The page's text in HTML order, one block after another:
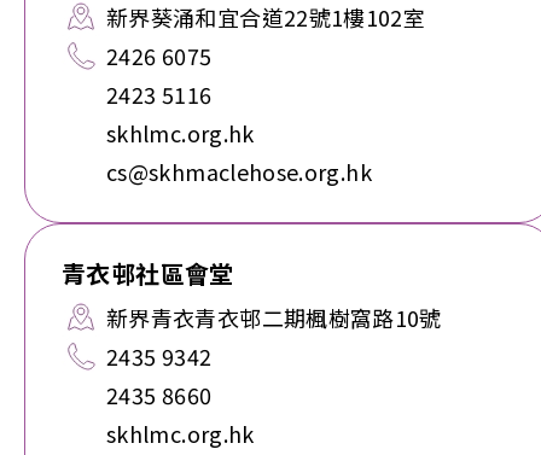
新界葵涌和宜合道22號1樓102室
2426 6075
2423 5116
skhlmc.org.hk
cs@skhmaclehose.org.hk
青衣邨社區會堂
新界青衣青衣邨二期楓樹窩路10號
2435 9342
2435 8660
skhlmc.org.hk